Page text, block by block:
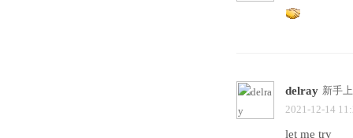
delray 新手
2021-12-14
let me try